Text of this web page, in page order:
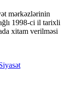
mərkəzlərinin
1998-ci il tarixli
xitam verilməsi